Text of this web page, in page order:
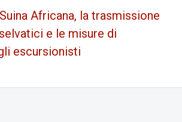
Africana, la trasmissione
e le misure di
escursionisti